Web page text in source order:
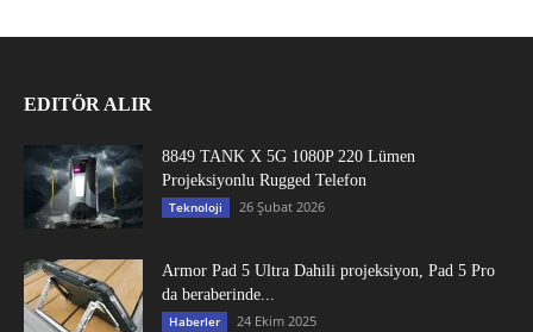
EDITÖR ALIR
8849 TANK X 5G 1080P 220 Lümen
Projeksiyonlu Rugged Telefon
Teknoloji 26 Şubat 2026
Armor Pad 5 Ultra Dahili projeksiyon, Pad 5 Pro
da beraberinde...
Haberler 24 Ekim 2025